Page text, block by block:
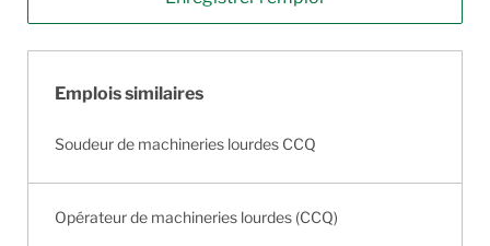
Emplois similaires
Soudeur de machineries lourdes CCQ
Opérateur de machineries lourdes (CCQ)